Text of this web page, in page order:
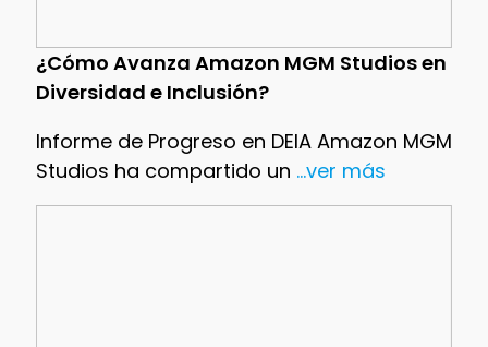
¿Cómo Avanza Amazon MGM Studios en
Diversidad e Inclusión?
Informe de Progreso en DEIA Amazon MGM
Studios ha compartido un ...ver más